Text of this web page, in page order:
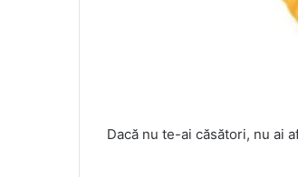
Dacă nu te-ai căsători, nu ai